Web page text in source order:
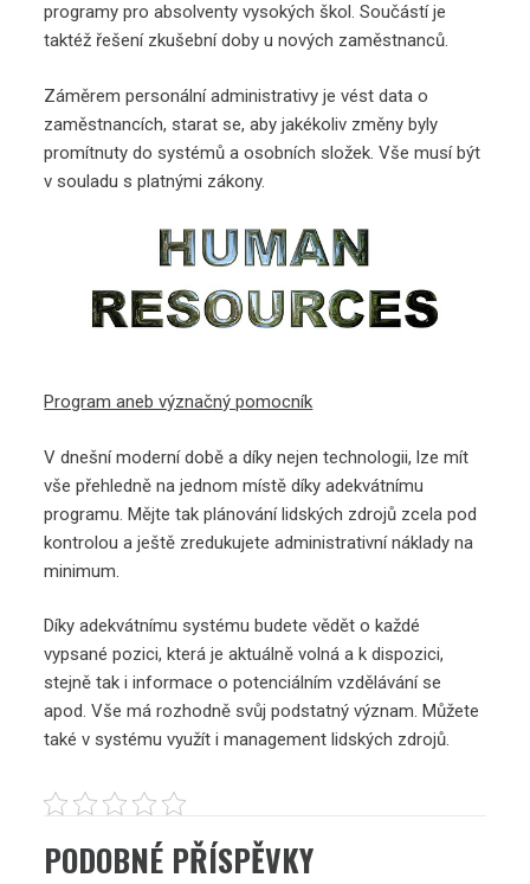
programy pro absolventy vysokých škol. Součástí je
taktéž řešení zkušební doby u nových zaměstnanců.
Záměrem personální administrativy je vést data o
zaměstnancích, starat se, aby jakékoliv změny byly
promítnuty do systémů a osobních složek. Vše musí být
v souladu s platnými zákony.
Program aneb význačný pomocník
V dnešní moderní době a díky nejen technologii, lze mít
vše přehledně na jednom místě díky adekvátnímu
programu. Mějte takplánování lidských zdrojů zcela pod
kontrolou a ještě zredukujete administrativní náklady na
minimum.
Díky adekvátnímu systému budete vědět o každé
vypsané pozici, která je aktuálně volná a k dispozici,
stejně tak i informace o potenciálním vzdělávání se
apod. Vše má rozhodně svůj podstatný význam. Můžete
také v systému využít i management lidských zdrojů.
PODOBNÉ PŘÍSPĚVKY